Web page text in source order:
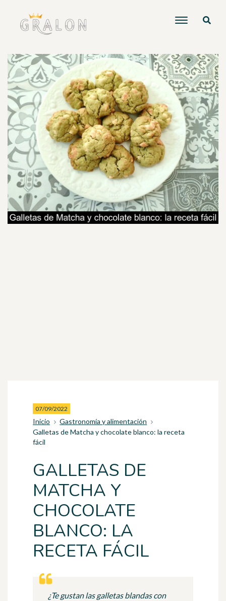
07/09/2022
Inicio
Gastronomía y alimentación
Galletas de Matcha y chocolate blanco: la receta
fácil
GALLETAS DE
MATCHA Y
CHOCOLATE
BLANCO: LA
RECETA FÁCIL
¿Te gustan las galletas blandas con